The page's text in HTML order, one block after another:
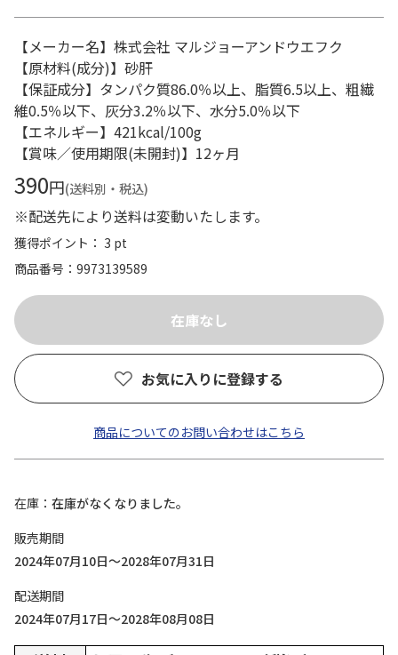
【メーカー名】株式会社 マルジョーアンドウエフク
【原材料(成分)】砂肝
【保証成分】タンパク質86.0％以上、脂質6.5以上、粗繊
維0.5％以下、灰分3.2％以下、水分5.0％以下
【エネルギー】421kcal/100g
【賞味／使用期限(未開封)】12ヶ月
390円(送料別・税込)
※配送先により送料は変動いたします。
獲得ポイント： 3 pt
商品番号
9973139589
お気に入りに登録する
商品についてのお問い合わせはこちら
在庫
在庫がなくなりました。
販売期間
2024年07月10日～2028年07月31日
配送期間
2024年07月17日～2028年08月08日